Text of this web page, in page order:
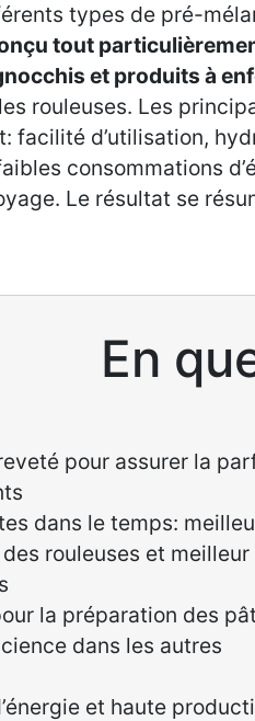
types de pré-
tout
et produits à
rouleuses. Les
facilité d’utilisation,
consommations
Le résultat se
En
pour assurer la
dans le temps:
rouleuses et meilleur
la préparation des
dans les autres
et haute